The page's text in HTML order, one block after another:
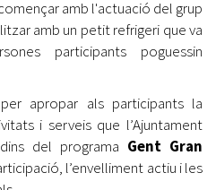
amb l'actuació del grup
amb un petit refrigeri que va
participants poguessin
apropar als participants la
i serveis que l’Ajuntament
del programa Gent Gran
l’envelliment actiu i les